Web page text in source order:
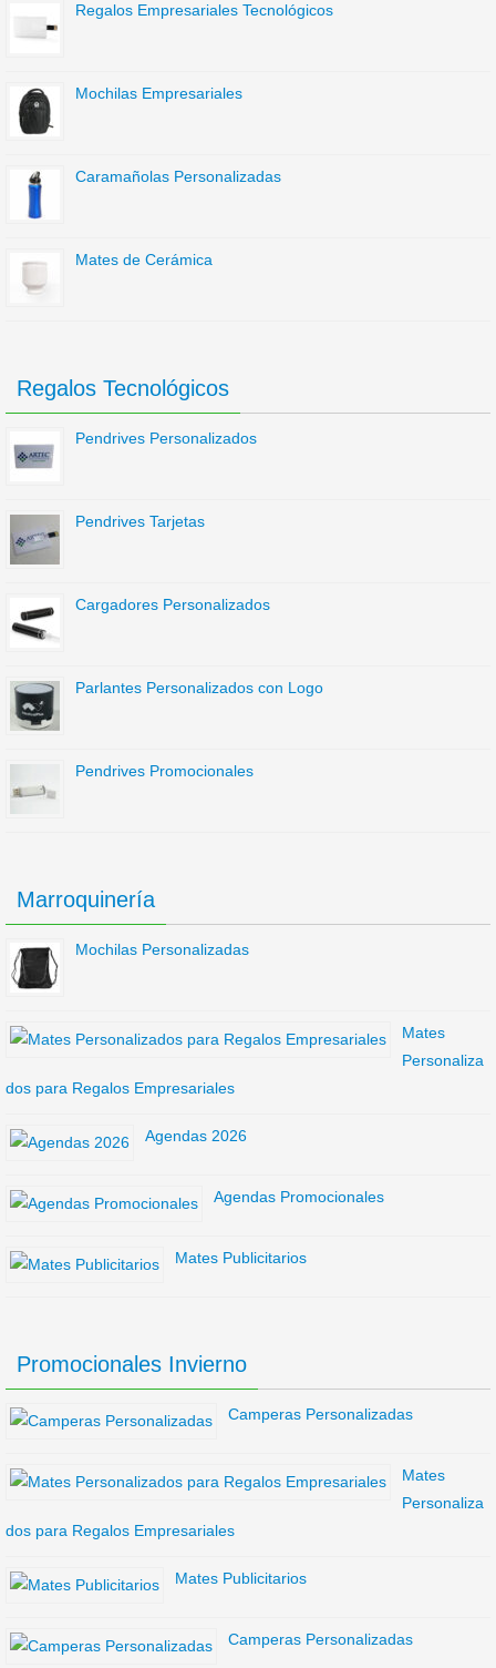
Regalos Empresariales Tecnológicos
Mochilas Empresariales
Caramañolas Personalizadas
Mates de Cerámica
Regalos Tecnológicos
Pendrives Personalizados
Pendrives Tarjetas
Cargadores Personalizados
Parlantes Personalizados con Logo
Pendrives Promocionales
Marroquinería
Mochilas Personalizadas
Mates
Personaliza
dos para Regalos Empresariales
Agendas 2026
Agendas Promocionales
Mates Publicitarios
Promocionales Invierno
Camperas Personalizadas
Mates
Personaliza
dos para Regalos Empresariales
Mates Publicitarios
Camperas Personalizadas